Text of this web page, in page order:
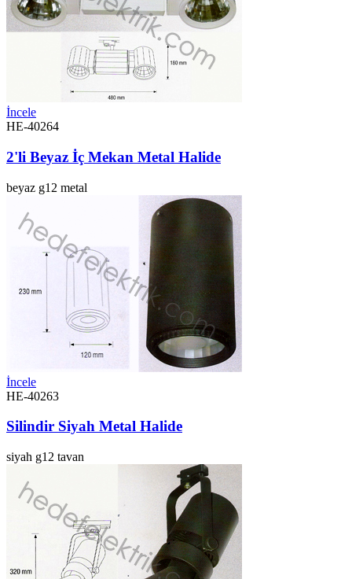
İncele
HE-40264
2'li Beyaz İç Mekan Metal Halide
beyaz g12 metal
İncele
HE-40263
Silindir Siyah Metal Halide
siyah g12 tavan